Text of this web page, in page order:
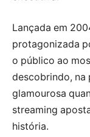
Lançada em
protagonizada
o público ao
descobrindo, na
glamourosa
streaming
história.